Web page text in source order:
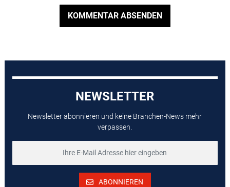
KOMMENTAR ABSENDEN
NEWSLETTER
Newsletter abonnieren und keine Branchen-News mehr
verpassen.
ABONNIEREN